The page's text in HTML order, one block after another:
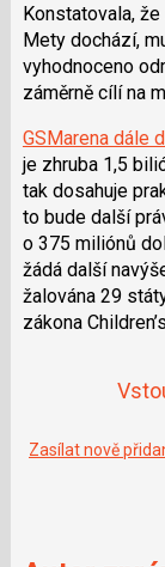
Konstatovala,
Mety dochází,
vyhodnoceno
záměrně cílí na
GSMarena dále
je zhruba 1,5
tak dosahuje
to bude další
o 375 miliónů
žádá další
žalována 29
zákona
Zasílat nově